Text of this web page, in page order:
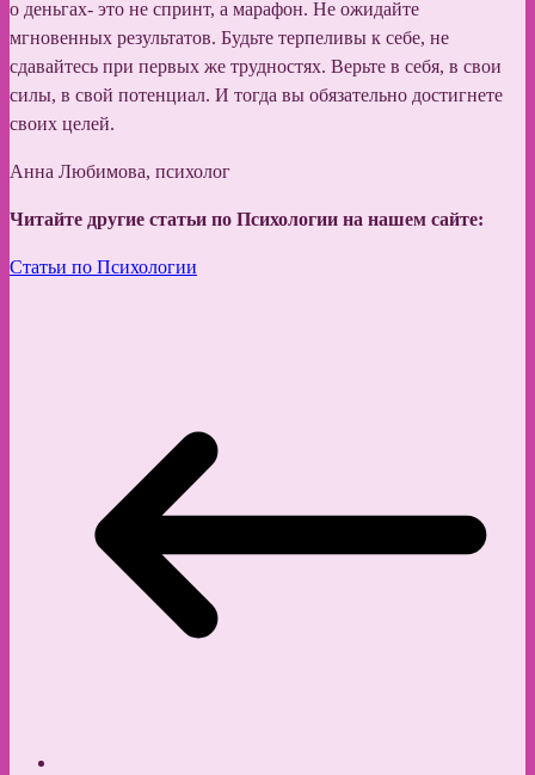
о деньгах- это не спринт, а марафон. Не ожидайте
мгновенных результатов. Будьте терпеливы к себе, не
сдавайтесь при первых же трудностях. Верьте в себя, в свои
силы, в свой потенциал. И тогда вы обязательно достигнете
своих целей.
Анна Любимова, психолог
Читайте другие статьи по Психологии на нашем сайте:
Статьи по Психологии